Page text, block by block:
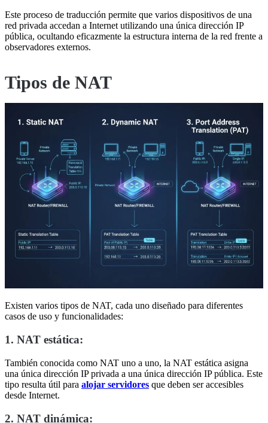
Este proceso de traducción permite que varios dispositivos de una
red privada accedan a Internet utilizando una única dirección IP
pública, ocultando eficazmente la estructura interna de la red frente a
observadores externos.
Tipos de NAT
Existen varios tipos de NAT, cada uno diseñado para diferentes
casos de uso y funcionalidades:
1. NAT estática:
También conocida como NAT uno a uno, la NAT estática asigna
una única dirección IP privada a una única dirección IP pública. Este
tipo resulta útil para alojar servidores que deben ser accesibles
desde Internet.
2. NAT dinámica: